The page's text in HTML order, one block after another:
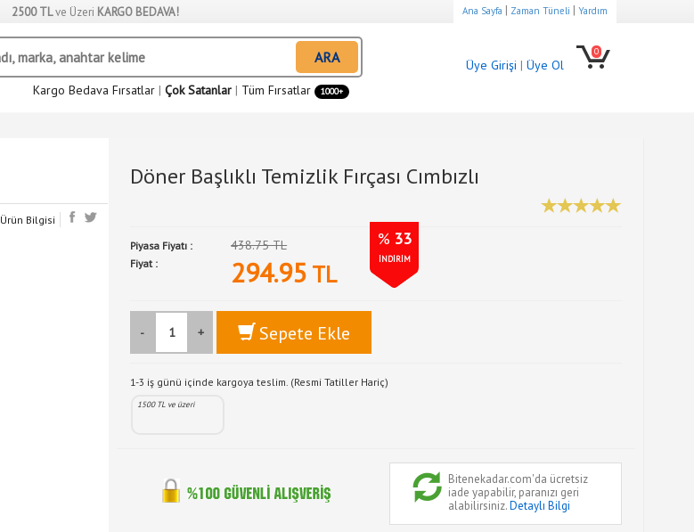
2500 TLve Üzeri KARGO BEDAVA! Ana Sayfa | Zaman Tüneli | Yardım
ARA
Kargo Bedava Fırsatlar | Çok Satanlar | Tüm Fırsatlar 1000+
Üye Girişi | Üye Ol
0
Ürün Bilgisi
Döner Başlıklı Temizlik Fırçası Cımbızlı
Piyasa Fiyatı : 438.75 TL % 33
İNDİRİM
Fiyat : 294.95 TL
- + Sepete Ekle
1-3 iş günü içinde kargoya teslim. (Resmi Tatiller Hariç)
1500 TL ve üzeri
Bitenekadar.com'da ücretsiz
iade yapabilir, paranızı geri
alabilirsiniz.Detaylı Bilgi